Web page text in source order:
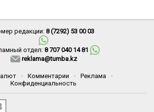
редакции: 8 (7292) 53 00 03
отдел: 8 707 040 14 81
reklama@tumba.kz
· Комментарии · Реклама
·
Конфиденциальность